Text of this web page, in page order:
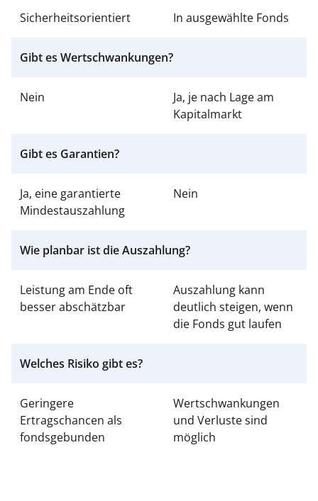
Sicherheitsorientiert In ausgewählte Fonds
Gibt es Wertschwankungen?
Nein
Ja, je nach Lage am
Kapitalmarkt
Gibt es Garantien?
Ja, eine garantierte
Mindestauszahlung
Nein
Wie planbar ist die Auszahlung?
Leistung am Ende oft
besser abschätzbar
Auszahlung kann
deutlich steigen, wenn
die Fonds gut laufen
Welches Risiko gibt es?
Geringere
Ertragschancen als
fondsgebunden
Wertschwankungen
und Verluste sind
möglich